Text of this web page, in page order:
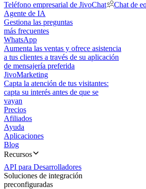
Teléfono empresarial de JivoChat
Chat de
Agente de IA
Gestiona las preguntas
más frecuentes
WhatsApp
Aumenta las ventas y ofrece asistencia
a tus clientes a través de su aplicación
de mensajería preferida
JivoMarketing
Capta la atención de tus visitantes:
capta su interés antes de que se
vayan
Precios
Afiliados
Ayuda
Aplicaciones
Blog
Recursos
API para Desarrolladores
Soluciones de integración
preconfiguradas